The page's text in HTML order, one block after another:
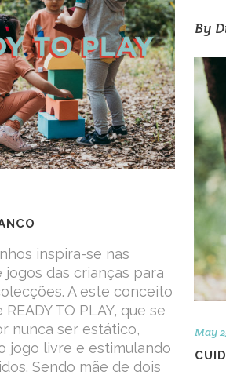
By
inspira-se nas
jogos das crianças para
A este conceito
TO PLAY, que se
nunca ser estático,
jogo livre e estimulando
Sendo mãe de dois
May